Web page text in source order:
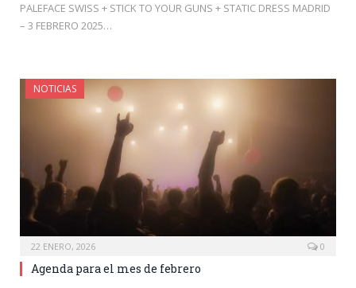
PALEFACE SWISS + STICK TO YOUR GUNS + STATIC DRESS MADRID
– 3 FEBRERO 2025…
NOTICIAS
22 ENERO, 2026 0
Agenda para el mes de febrero